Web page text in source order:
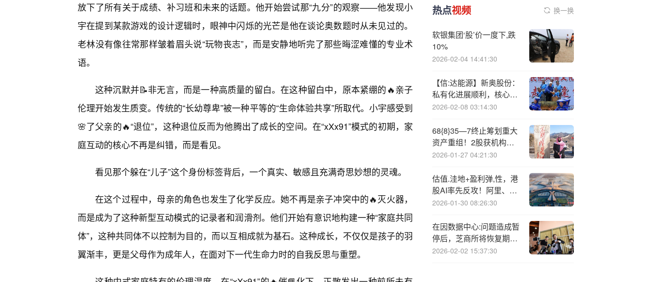
放下了所有关于成绩、补习班和未来的话题。他开始尝试那“九分”的观察——他发现小
宇在提到某款游戏的设计逻辑时，眼神中闪烁的光芒是他在谈论奥数题时从未见过的。
老林没有像往常那样皱着眉头说“玩物丧志”，而是安静地听完了那些晦涩难懂的专业术
语。
这种沉默并📝非无言，而是一种高质量的留白。在这种留白中，原本紧绷的🔥亲子
伦理开始发生质变。传统的“长幼尊卑”被一种平等的“生命体验共享”所取代。小宇感受到
🌸了父亲的🔥“退位”，这种退位反而为他腾出了成长的空间。在“xXx91”模式的初期，家
庭互动的核心不再是纠错，而是看见。
看见那个躲在“儿子”这个身份标签背后，一个真实、敏感且充满奇思妙想的灵魂。
在这个过程中，母亲的角色也发生了化学反应。她不再是亲子冲突中的🔥灭火器，
而是成为了这种新型互动模式的记录者和润滑剂。他们开始有意识地构建一种“家庭共同
体”，这种共同体不以控制为目的，而以互相成就为基石。这种成长，不仅仅是孩子的羽
翼渐丰，更是父母作为成年人，在面对下一代生命力时的自我反思与重塑。
热点视频 换一换
软银集团‘股’价一度下,跌
10%
2026-02-04 14:41:30
【信:达能源】新奥股份：
私有化进展顺利，核心利
润稳健增长
2026-02-08 03:14:30
68{8}35—7终止筹划重大
资产重组！2股获机构大
幅买入
2026-01-27 04:21:30
估值.洼地+盈利弹,性，港
股AI率先反攻！阿里、快
手双双突破，百亿港股互
超2%
2026-01-30 08:26:30
在因数据中心:问题造成暂
停后，芝商所将恢复期货
和期权交易
2026-02-02 15:37:30